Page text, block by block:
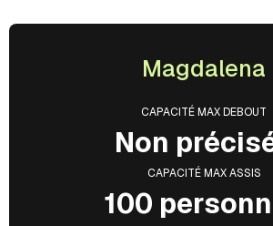
Magdalena
CAPACITÉ MAX DEBOUT
Non
CAPACITÉ MAX ASSIS
100